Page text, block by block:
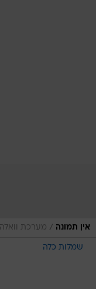
אין תמונה / מערכת
שמלות כלה